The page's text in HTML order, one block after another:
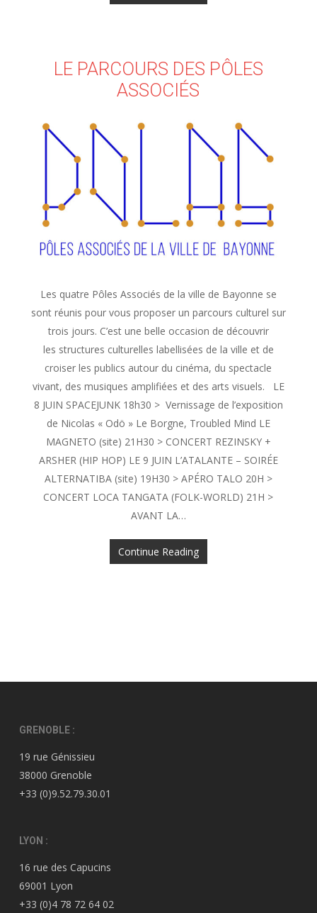
LE PARCOURS DES PÔLES
ASSOCIÉS
Les quatre Pôles Associés de la ville de Bayonne se
sont réunis pour vous proposer un parcours culturel sur
trois jours. C’est une belle occasion de découvrir
les structures culturelles labellisées de la ville et de
croiser les publics autour du cinéma, du spectacle
vivant, des musiques amplifiées et des arts visuels. LE
8 JUIN SPACEJUNK 18h30 > Vernissage de l’exposition
de Nicolas « Odö » Le Borgne, Troubled Mind LE
MAGNETO (site) 21H30 > CONCERT REZINSKY +
ARSHER (HIP HOP) LE 9 JUIN L’ATALANTE – SOIRÉE
ALTERNATIBA (site) 19H30 > APÉRO TALO 20H >
CONCERT LOCA TANGATA (FOLK-WORLD) 21H >
AVANT LA…
Continue Reading
GRENOBLE :
19 rue Génissieu
38000 Grenoble
+33 (0)9.52.79.30.01
LYON :
16 rue des Capucins
69001 Lyon
+33 (0)4 78 72 64 02